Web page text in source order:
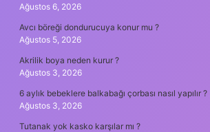
Ağustos 6, 2026
Avcı böreği dondurucuya konur mu ?
Ağustos 5, 2026
Akrilik boya neden kurur ?
Ağustos 3, 2026
6 aylık bebeklere balkabağı çorbası nasıl yapılır ?
Ağustos 3, 2026
Tutanak yok kasko karşılar mı ?